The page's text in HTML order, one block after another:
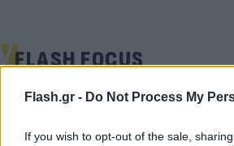
Flash.gr - Do Not Process My
If you wish to opt-out of the sale,
FLASH FOCUS